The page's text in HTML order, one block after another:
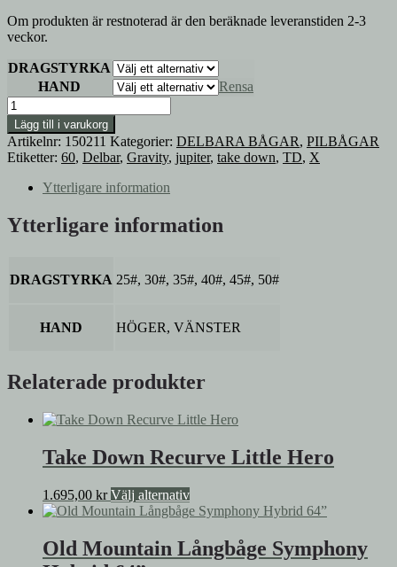
Om produkten är restnoterad är den beräknade leveranstiden 2-3
veckor.
DRAGSTYRKA
HAND
Rensa
Gravity
Take
Down
Jupiter
X
mängd
Lägg till i varukorg
Artikelnr: 150211 Kategorier: DELBARA BÅGAR, PILBÅGAR
Etiketter: 60, Delbar, Gravity, jupiter, take down, TD, X
Ytterligare information
Ytterligare information
DRAGSTYRKA 25#, 30#, 35#, 40#, 45#, 50#
HAND HÖGER, VÄNSTER
Relaterade produkter
Take Down Recurve Little Hero
1.695,00 kr Välj alternativDen
här
har
flera
Old Mountain Långbåge Symphony